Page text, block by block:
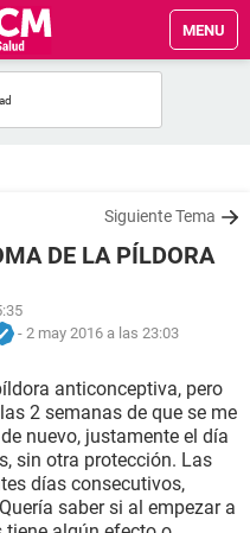
MENU
Siguiente Tema
DE LA PÍLDORA
- 2 may 2016 a las 23:03
anticonceptiva, pero
2 semanas de que se me
nuevo, justamente el día
sin otra protección. Las
días consecutivos,
saber si al empezar a